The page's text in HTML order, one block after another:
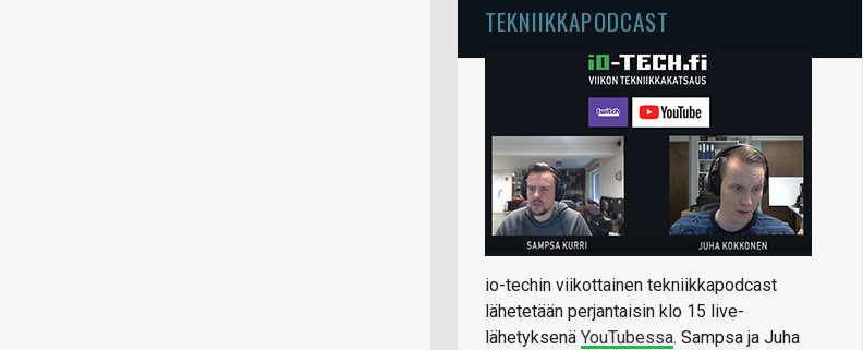
TEKNIIKKAPODCAST
io-techin viikottainen tekniikkapodcast
lähetetään perjantaisin klo 15 live-
lähetyksenä YouTubessa. Sampsa ja Juha